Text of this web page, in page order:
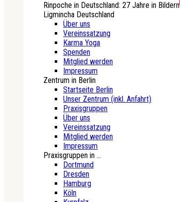
Rinpoche in Deutschland: 27 Jahre in Bildern
Ligmincha Deutschland
Über uns
Vereinssatzung
Karma Yoga
Spenden
Mitglied werden
Impressum
Zentrum in Berlin
Startseite Berlin
Unser Zentrum (inkl. Anfahrt)
Praxisgruppen
Über uns
Vereinssatzung
Mitglied werden
Impressum
Praxisgruppen in ...
Dortmund
Dresden
Hamburg
Köln